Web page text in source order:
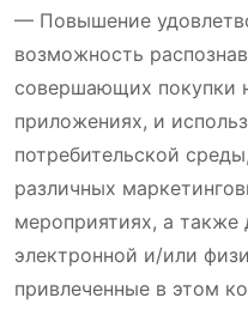
— Повышение
возможность
совершающих покупки
приложениях, и
потребительской
различных
мероприятиях, а также
электронной и/или
привлеченные в этом